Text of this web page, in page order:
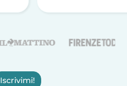
Iscrivimi!